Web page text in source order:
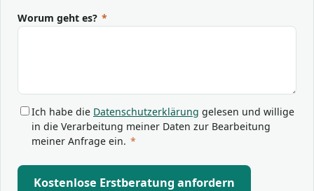
Worum geht es? *
Ich habe die Datenschutzerklärung gelesen und willige
in die Verarbeitung meiner Daten zur Bearbeitung
meiner Anfrage ein. *
Kostenlose Erstberatung anfordern